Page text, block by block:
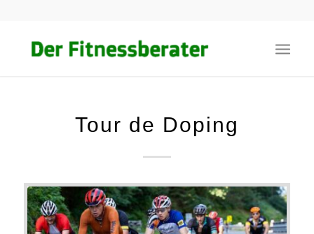
Tour de Doping